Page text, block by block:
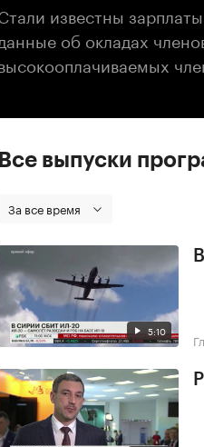
известны
данные об окладах
Все выпуски
За все время
5:10